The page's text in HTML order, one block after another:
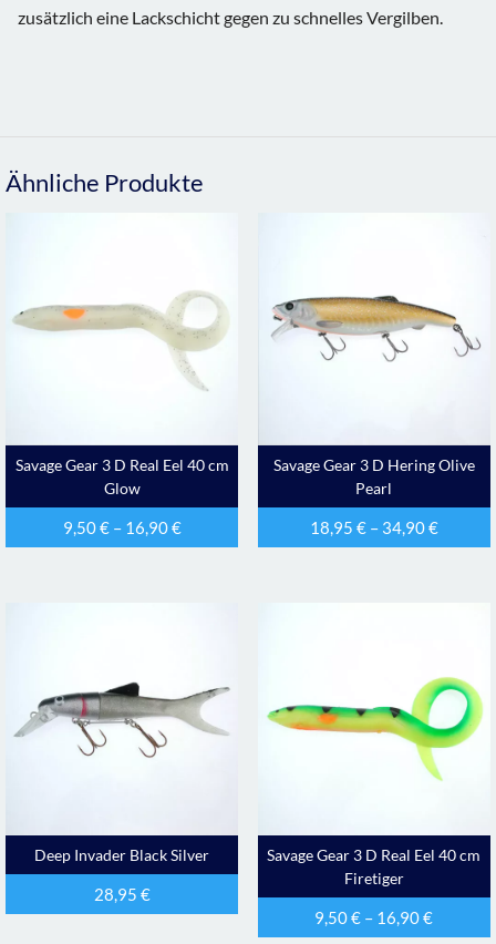
zusätzlich eine Lackschicht gegen zu schnelles Vergilben.
Ähnliche Produkte
Savage Gear 3 D Real Eel 40 cm
Glow
9,50€– 16,90€
Savage Gear 3 D Hering Olive
Pearl
18,95 €– 34,90€
Deep Invader Black Silver
28,95 €
Savage Gear 3 D Real Eel 40 cm
Firetiger
9,50€ – 16,90€